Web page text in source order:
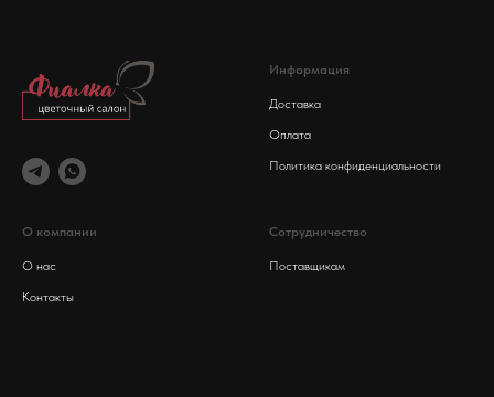
Информация
Доставка
Оплата
Политика конфиденциальности
О компании
О нас
Контакты
Сотрудничество
Поставщикам